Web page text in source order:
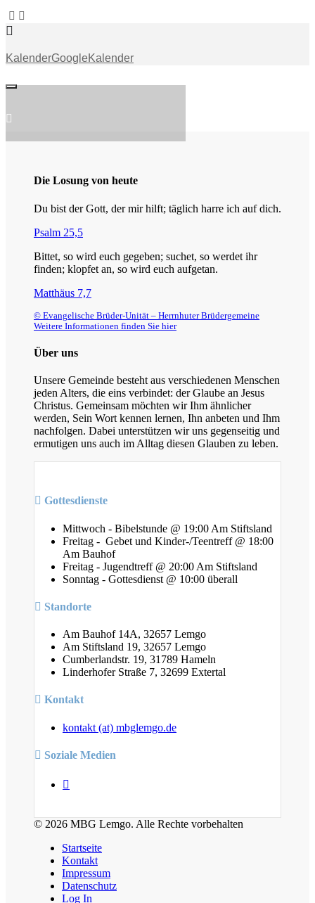
Kontakt
KalenderGoogleKalender
Die Losung von heute
Du bist der Gott, der mir hilft; täglich harre ich auf dich.
Psalm 25,5
Bittet, so wird euch gegeben; suchet, so werdet ihr
finden; klopfet an, so wird euch aufgetan.
Matthäus 7,7
© Evangelische Brüder-Unität – Herrnhuter Brüdergemeine
Weitere Informationen finden Sie hier
Über uns
Unsere Gemeinde besteht aus verschiedenen Menschen
jeden Alters, die eins verbindet: der Glaube an Jesus
Christus. Gemeinsam möchten wir Ihm ähnlicher
werden, Sein Wort kennen lernen, Ihn anbeten und Ihm
nachfolgen. Dabei unterstützen wir uns gegenseitig und
ermutigen uns auch im Alltag diesen Glauben zu leben.
Gottesdienste
Mittwoch - Bibelstunde @ 19:00 Am Stiftsland
Freitag - Gebet und Kinder-/Teentreff @ 18:00
Am Bauhof
Freitag - Jugendtreff @ 20:00 Am Stiftsland
Sonntag - Gottesdienst @ 10:00 überall
Standorte
Am Bauhof 14A, 32657 Lemgo
Am Stiftsland 19, 32657 Lemgo
Cumberlandstr. 19, 31789 Hameln
Linderhofer Straße 7, 32699 Extertal
Kontakt
kontakt (at) mbglemgo.de
Soziale Medien
© 2026 MBG Lemgo. Alle Rechte vorbehalten
Startseite
Kontakt
Impressum
Datenschutz
Log In